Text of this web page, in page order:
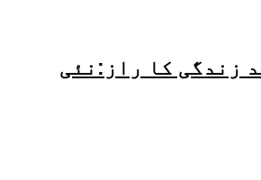
زندگی کا راز:نئی